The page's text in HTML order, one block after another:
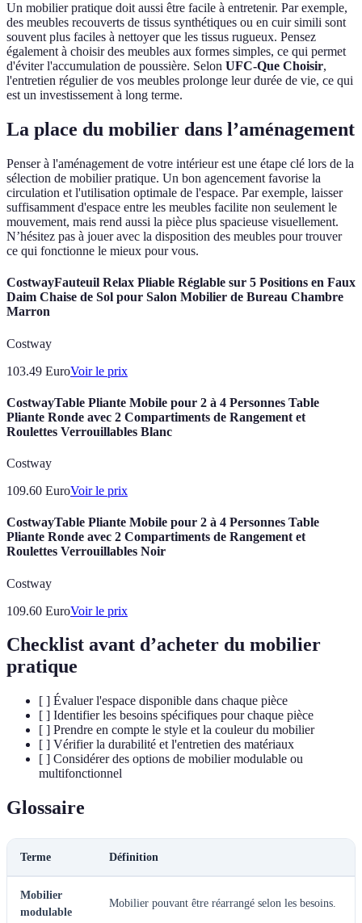
Un mobilier pratique doit aussi être facile à entretenir. Par exemple,
des meubles recouverts de tissus synthétiques ou en cuir simili sont
souvent plus faciles à nettoyer que les tissus rugueux. Pensez
également à choisir des meubles aux formes simples, ce qui permet
d'éviter l'accumulation de poussière. Selon UFC-Que Choisir,
l'entretien régulier de vos meubles prolonge leur durée de vie, ce qui
est un investissement à long terme.
La place du mobilier dans l’aménagement
Penser à l'aménagement de votre intérieur est une étape clé lors de la
sélection de mobilier pratique. Un bon agencement favorise la
circulation et l'utilisation optimale de l'espace. Par exemple, laisser
suffisamment d'espace entre les meubles facilite non seulement le
mouvement, mais rend aussi la pièce plus spacieuse visuellement.
N’hésitez pas à jouer avec la disposition des meubles pour trouver
ce qui fonctionne le mieux pour vous.
CostwayFauteuil Relax Pliable Réglable sur 5 Positions en Faux
Daim Chaise de Sol pour Salon Mobilier de Bureau Chambre
Marron
Costway
103.49 EuroVoir le prix
CostwayTable Pliante Mobile pour 2 à 4 Personnes Table
Pliante Ronde avec 2 Compartiments de Rangement et
Roulettes Verrouillables Blanc
Costway
109.60 EuroVoir le prix
CostwayTable Pliante Mobile pour 2 à 4 Personnes Table
Pliante Ronde avec 2 Compartiments de Rangement et
Roulettes Verrouillables Noir
Costway
109.60 EuroVoir le prix
Checklist avant d’acheter du mobilier
pratique
[ ] Évaluer l'espace disponible dans chaque pièce
[ ] Identifier les besoins spécifiques pour chaque pièce
[ ] Prendre en compte le style et la couleur du mobilier
[ ] Vérifier la durabilité et l'entretien des matériaux
[ ] Considérer des options de mobilier modulable ou
multifonctionnel
Glossaire
Terme Définition
Mobilier
modulable
Mobilier pouvant être réarrangé selon les besoins.